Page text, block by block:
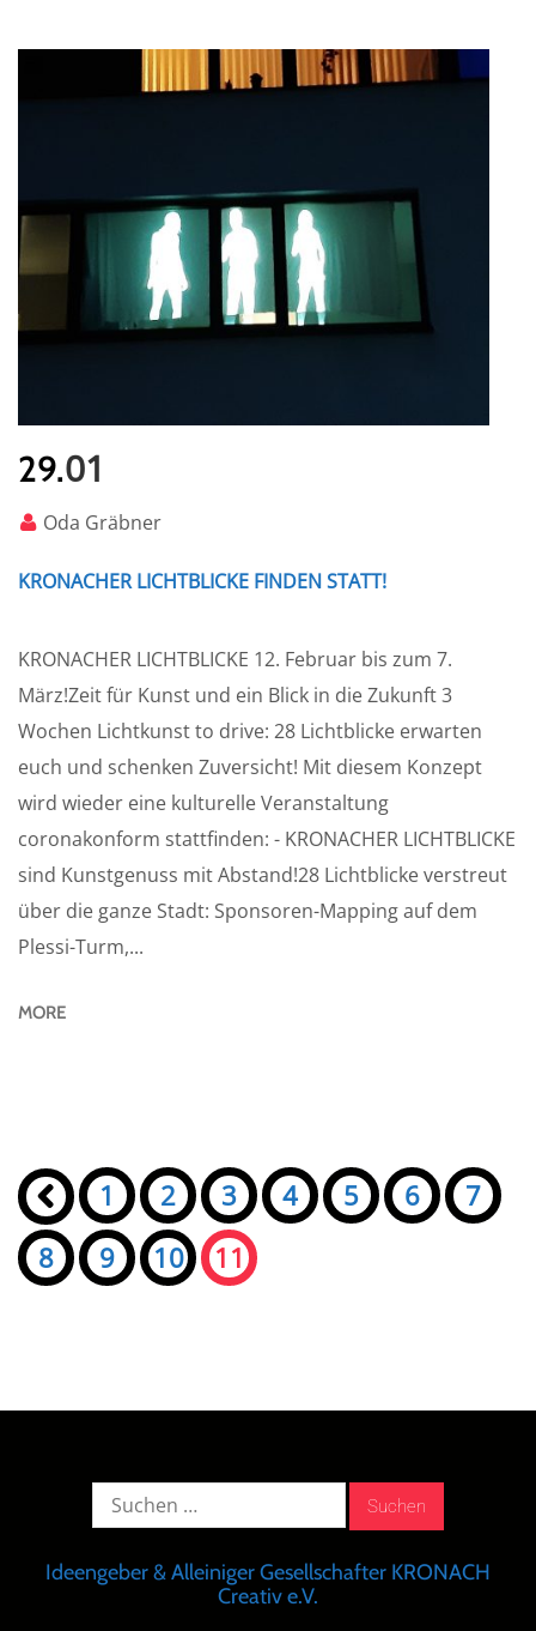
29.01
Oda Gräbner
KRONACHER LICHTBLICKE FINDEN STATT!
KRONACHER LICHTBLICKE 12. Februar bis zum 7.
März!Zeit für Kunst und ein Blick in die Zukunft 3
Wochen Lichtkunst to drive: 28 Lichtblicke erwarten
euch und schenken Zuversicht! Mit diesem Konzept
wird wieder eine kulturelle Veranstaltung
coronakonform stattfinden: - KRONACHER LICHTBLICKE
sind Kunstgenuss mit Abstand!28 Lichtblicke verstreut
über die ganze Stadt: Sponsoren-Mapping auf dem
Plessi-Turm,...
MORE
Seiten:
« 1 2 3 4 5 6
7
8
9 10 11
Suche
Ideengeber & Alleiniger Gesellschafter KRONACH
Creativ e.V.